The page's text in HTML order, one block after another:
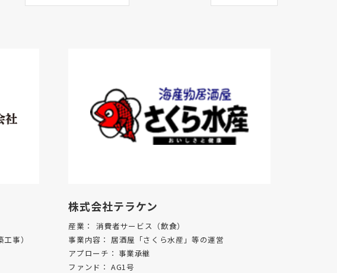
事）
株式会社テラケン
産業：
消費者サービス（飲食）
事業内容： 居酒屋「さくら水産」等の運営
アプローチ： 事業承継
ファンド： AG1号